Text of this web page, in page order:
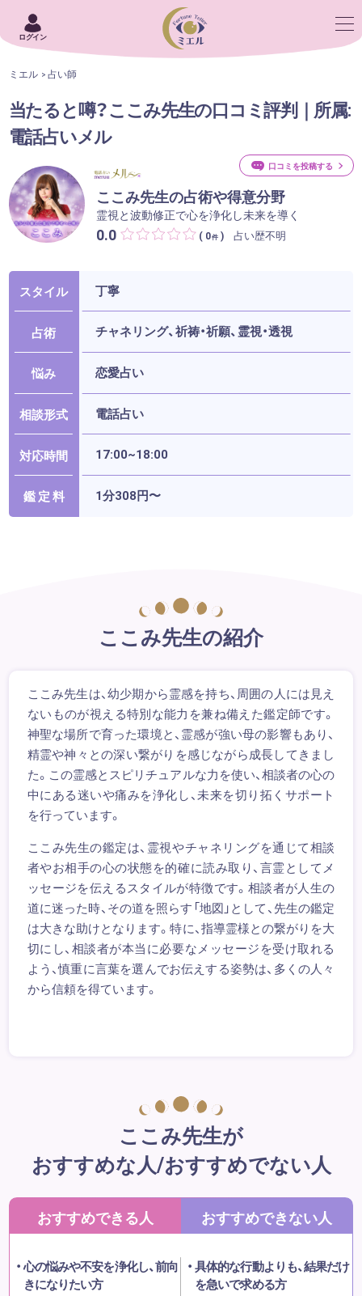
ログイン
ミエル 占い師
当たると噂？ここみ先生の口コミ評判｜所属:
電話占いメル
ここみ先生の占術や得意分野
霊視と波動修正で心を浄化し未来を導く
0.0 ( 0件 ) 占い歴不明
口コミを投稿する
スタイル 丁寧
占術 チャネリング、祈祷・祈願、霊視・透視
悩み 恋愛占い
相談形式 電話占い
対応時間 17:00~18:00
鑑 定 料 1分308円〜
ここみ先生の紹介
ここみ先生は、幼少期から霊感を持ち、周囲の人には見え
ないものが視える特別な能力を兼ね備えた鑑定師です。
神聖な場所で育った環境と、霊感が強い母の影響もあり、
精霊や神々との深い繋がりを感じながら成長してきまし
た。この霊感とスピリチュアルな力を使い、相談者の心の
中にある迷いや痛みを浄化し、未来を切り拓くサポート
を行っています。
ここみ先生の鑑定は、霊視やチャネリングを通じて相談
者やお相手の心の状態を的確に読み取り、言霊としてメ
ッセージを伝えるスタイルが特徴です。相談者が人生の
道に迷った時、その道を照らす「地図」として、先生の鑑定
は大きな助けとなります。特に、指導霊様との繋がりを大
切にし、相談者が本当に必要なメッセージを受け取れる
よう、慎重に言葉を選んでお伝えする姿勢は、多くの人々
から信頼を得ています。
ここみ先生が
おすすめな人/おすすめでない人
おすすめできる人
心の悩みや不安を浄化し、前向
きになりたい方
おすすめできない人
具体的な行動よりも、結果だけ
を急いで求める方